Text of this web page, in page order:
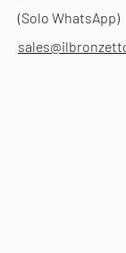
(Solo WhatsApp)